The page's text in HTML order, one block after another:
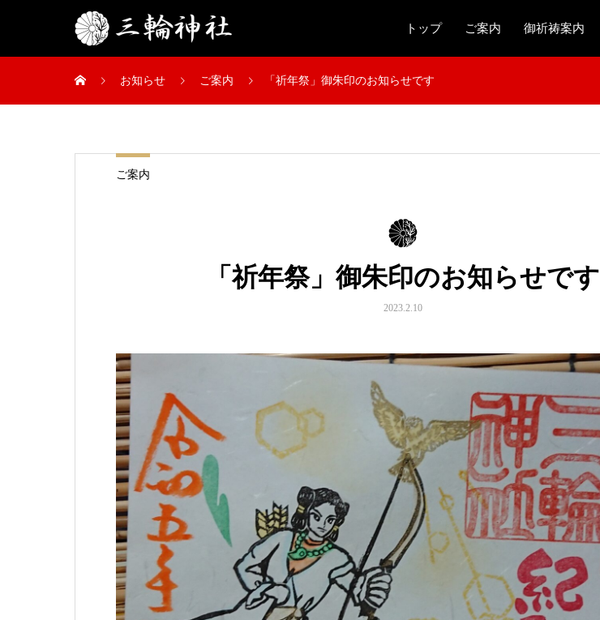
トップ ご案内 御祈祷案内
お知らせ ご案内 「祈年祭」御朱印のお知らせです
ご案内
「祈年祭」御朱印のお知らせです
2023.2.10